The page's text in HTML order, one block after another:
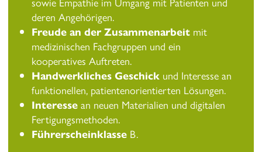
deren Angehörigen.
Freude an der Zusammenarbeit mit
medizinischen Fachgruppen und ein
kooperatives Auftreten.
Handwerkliches Geschick und Interesse an
funktionellen, patientenorientierten Lösungen.
Interesse an neuen Materialien und digitalen
Fertigungsmethoden.
Führerscheinklasse B.